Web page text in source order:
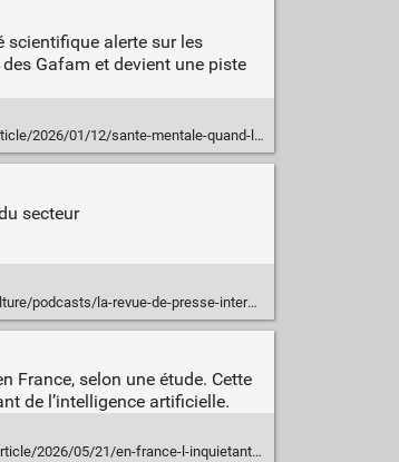
scientifique alerte sur les
Gafam et devient une piste
entrent-en-psychiatrie-les-risques-de-la-therapie-en-libre-service_6661523_1650684.html
secteur
licenciements-dans-la-tech-l-ia-pretexte-ou-vraie-rupture-3702034
France, selon une étude. Cette
de l’intelligence artificielle.
envolee-des-emissions-de-co-des-data-centers_6691905_3234.html